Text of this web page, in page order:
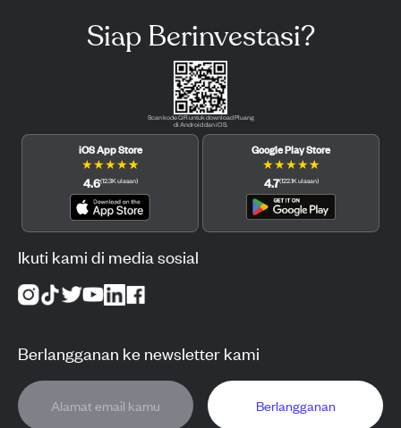
Siap Berinvestasi?
Scan kode QR untuk download Pluang
di Android dan iOS.
iOS App Store
★★★★★
4.6(12.3Kulasan)
Google Play Store
★★★★★
4.7(122.1Kulasan)
Ikuti kami di media sosial
Berlangganan ke newsletter kami
Berlangganan